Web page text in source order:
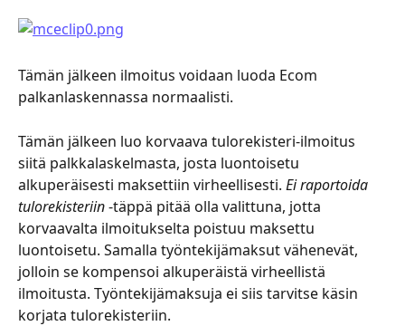
Tämän jälkeen ilmoitus voidaan luoda Ecom
palkanlaskennassa normaalisti.
Tämän jälkeen luo korvaava tulorekisteri-ilmoitus
siitä palkkalaskelmasta, josta luontoisetu
alkuperäisesti maksettiin virheellisesti. Ei raportoida
tulorekisteriin -täppä pitää olla valittuna, jotta
korvaavalta ilmoitukselta poistuu maksettu
luontoisetu. Samalla työntekijämaksut vähenevät,
jolloin se kompensoi alkuperäistä virheellistä
ilmoitusta. Työntekijämaksuja ei siis tarvitse käsin
korjata tulorekisteriin.